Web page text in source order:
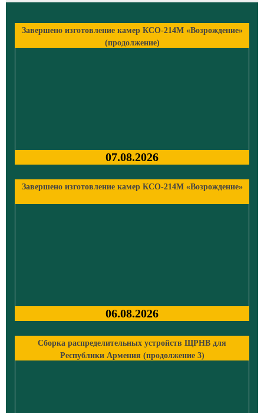
Завершено изготовление камер КСО-214М «Возрождение»
(продолжение)
07.08.2026
Завершено изготовление камер КСО-214М «Возрождение»
06.08.2026
Сборка распределительных устройств ЩРНВ для
Республики Армения (продолжение 3)